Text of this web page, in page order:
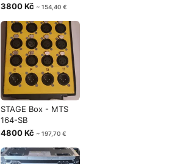
3800 Kč ~ 154,40 €
STAGE Box - MTS
164-SB
4800 Kč ~ 197,70 €